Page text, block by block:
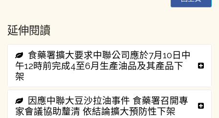
延伸閱讀
食藥署擴大要求中聯公司應於7月10日中
午12時前完成4至6月生產油品及其產品下
架
因應中聯大豆沙拉油事件 食藥署召開專
家會議協助釐清 依結論擴大預防性下架